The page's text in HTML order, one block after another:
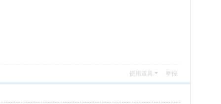
使用道具 举报